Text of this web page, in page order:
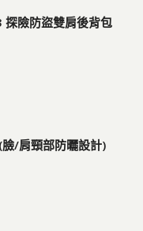
險防盜雙肩後背包
/肩頸部防曬設計)